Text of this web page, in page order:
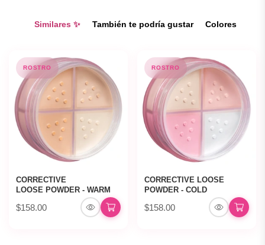
Similares ✨ También te podría gustar Colores
ROSTRO
CORRECTIVE
LOOSE POWDER - WARM
$158.00
ROSTRO
CORRECTIVE LOOSE
POWDER - COLD
$158.00